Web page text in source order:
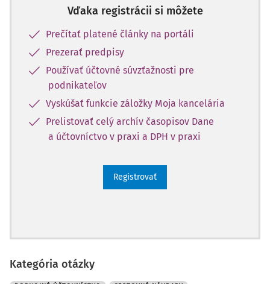
Vďaka registrácii si môžete
Prečítať platené články na portáli
Prezerať predpisy
Používať účtovné súvzťažnosti pre
podnikateľov
Vyskúšať funkcie záložky Moja kancelária
Prelistovať celý archív časopisov Dane
a účtovníctvo v praxi a DPH v praxi
Registrovať
Kategória otázky